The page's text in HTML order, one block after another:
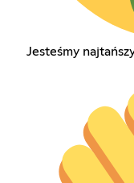
Jesteśmy